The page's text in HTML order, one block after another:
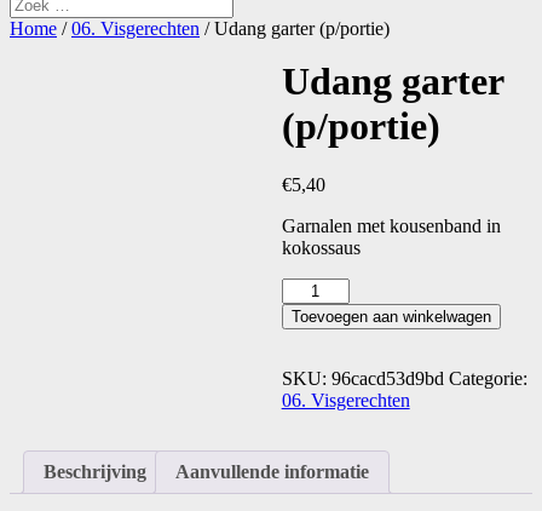
Home /06. Visgerechten / Udang garter (p/portie)
Udang garter
(p/portie)
€5,40
Garnalen met kousenband in
kokossaus
Udang
garter
(p/portie)
Toevoegen aan winkelwagen
SKU: 96cacd53d9bd Categorie:
06. Visgerechten
Beschrijving Aanvullende informatie